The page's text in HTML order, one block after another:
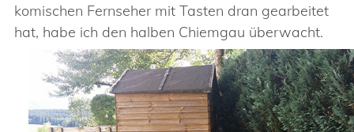
komischen Fernseher mit Tasten dran gearbeitet
hat, habe ich den halben Chiemgau überwacht.